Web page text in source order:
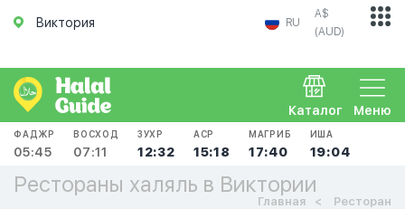
Виктория RU
A$
(AUD)
Меню
Каталог
ФАДЖР
05:45
ВОСХОД
07:11
ЗУХР
12:32
АСР
15:18
МАГРИБ
17:40
ИША
19:04
Рестораны халяль в Виктории
Главная Ресторан